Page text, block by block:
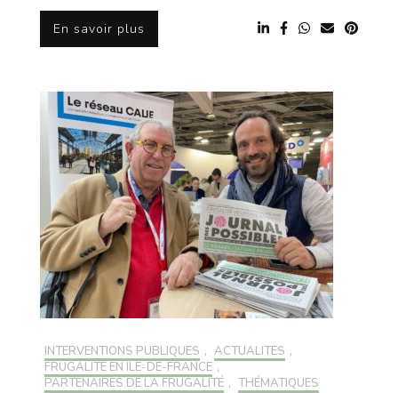
En savoir plus
INTERVENTIONS PUBLIQUES , ACTUALITÉS ,
FRUGALITÉ EN ILE-DE-FRANCE ,
PARTENAIRES DE LA FRUGALITÉ , THÉMATIQUES